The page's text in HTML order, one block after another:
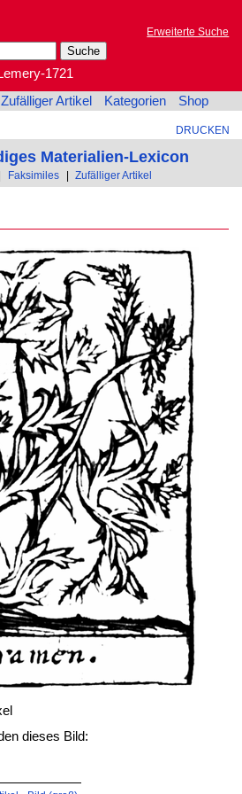
Erweiterte Suche
1721
Zufälliger Artikel Kategorien Shop
DRUCKEN
Materialien-Lexicon
Faksimiles Zufälliger Artikel
dieses Bild: